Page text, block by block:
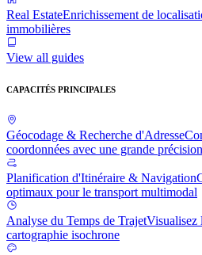
Real EstateEnrichissement de
immobilières
View all guides
CAPACITÉS PRINCIPALES
Géocodage & Recherche d'Adresse
coordonnées avec une grande précision
Planification d'Itinéraire & Navigation
optimaux pour le transport multimodal
Analyse du Temps de TrajetVisualisez
cartographie isochrone